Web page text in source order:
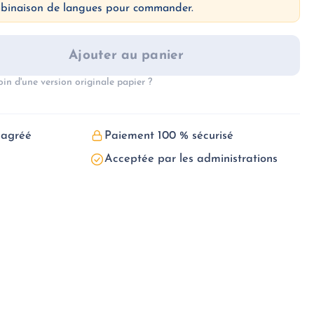
de langues pour commander.
Ajouter au panier
d'une version originale papier ?
Paiement 100 % sécurisé
Acceptée par les administrations